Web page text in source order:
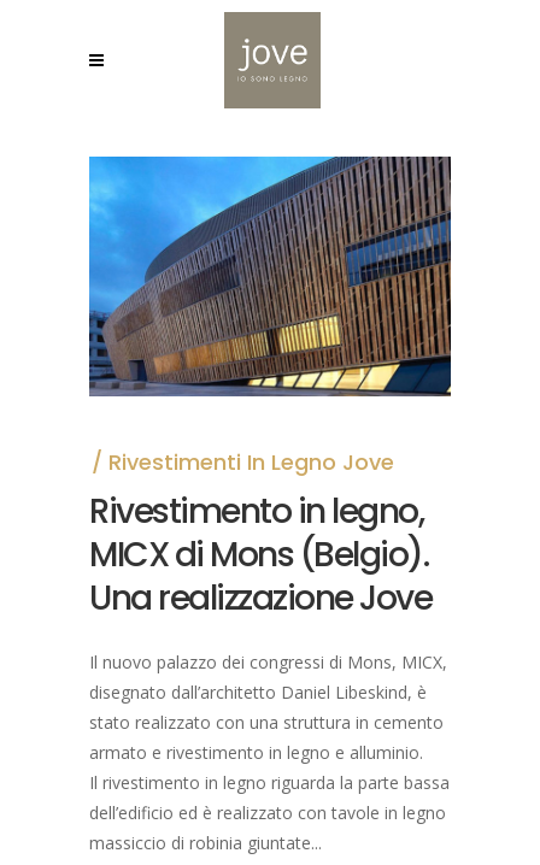
Rivestimenti In Legno Jove
Rivestimento in legno,
MICX di Mons (Belgio).
Una realizzazione Jove
Il nuovo palazzo dei congressi di Mons, MICX,
disegnato dall’architetto Daniel Libeskind, è
stato realizzato con una struttura in cemento
armato e rivestimento in legno e alluminio.
Il rivestimento in legno riguarda la parte bassa
dell’edificio ed è realizzato con tavole in legno
massiccio di robinia giuntate...